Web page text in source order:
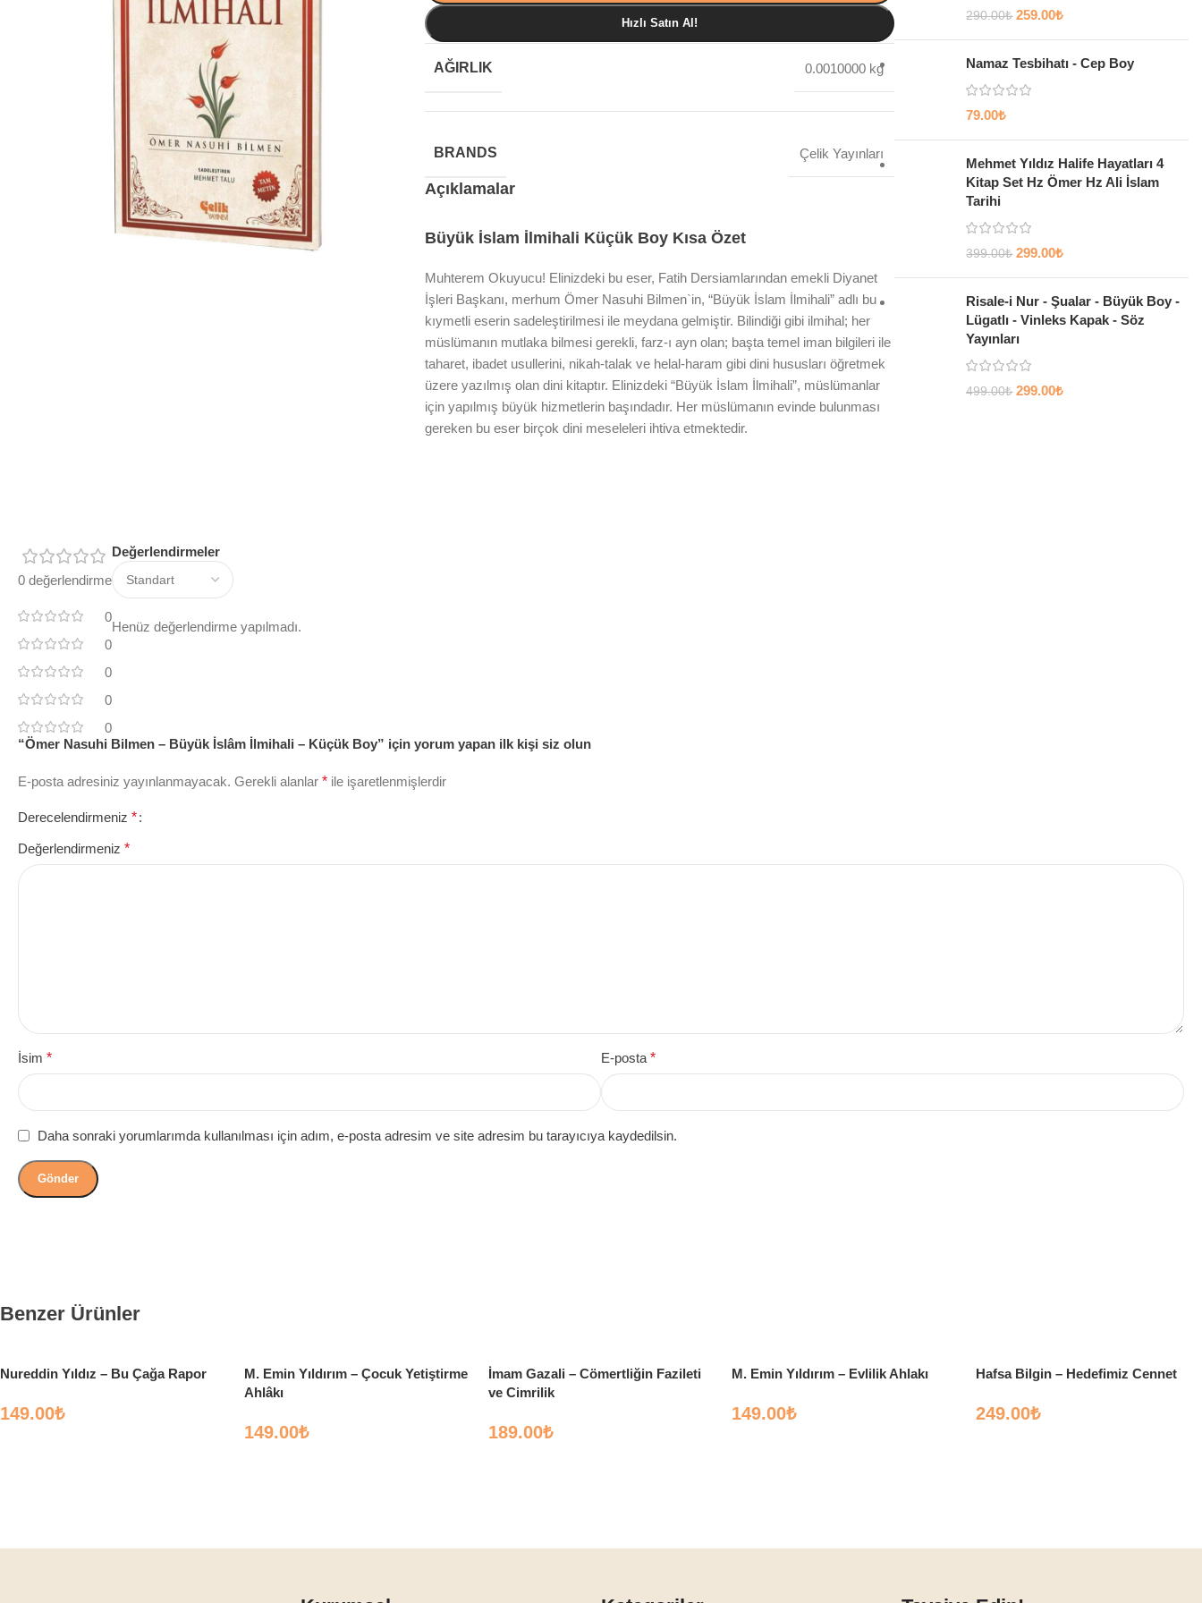
Hızlı Satın Al!
AĞIRLIK 0.0010000 kg
BRANDS Çelik Yayınları
Açıklamalar
Büyük İslam İlmihali Küçük Boy Kısa Özet
Muhterem Okuyucu! Elinizdeki bu eser, Fatih Dersiamlarından emekli Diyanet
İşleri Başkanı, merhum Ömer Nasuhi Bilmen`in, “Büyük İslam İlmihali” adlı bu
kıymetli eserin sadeleştirilmesi ile meydana gelmiştir. Bilindiği gibi ilmihal; her
müslümanın mutlaka bilmesi gerekli, farz-ı ayn olan; başta temel iman bilgileri ile
taharet, ibadet usullerini, nikah-talak ve helal-haram gibi dini hususları öğretmek
üzere yazılmış olan dini kitaptır. Elinizdeki “Büyük İslam İlmihali”, müslümanlar
için yapılmış büyük hizmetlerin başındadır. Her müslümanın evinde bulunması
gereken bu eser birçok dini meseleleri ihtiva etmektedir.
290.00₺ 259.00₺
Namaz Tesbihatı - Cep Boy
79.00₺
Mehmet Yıldız Halife Hayatları 4
Kitap Set Hz Ömer Hz Ali İslam
Tarihi
399.00₺ 299.00₺
Risale-i Nur - Şualar - Büyük Boy -
Lügatlı - Vinleks Kapak - Söz
Yayınları
499.00₺ 299.00₺
0 değerlendirme
0
0
0
0
0
Değerlendirmeler
Henüz değerlendirme yapılmadı.
“Ömer Nasuhi Bilmen – Büyük İslâm İlmihali – Küçük Boy” için yorum yapan ilk kişi siz olun
E-posta adresiniz yayınlanmayacak. Gerekli alanlar * ile işaretlenmişlerdir
Derecelendirmeniz *
Değerlendirmeniz *
İsim * E-posta *
Daha sonraki yorumlarımda kullanılması için adım, e-posta adresim ve site adresim bu tarayıcıya kaydedilsin.
Benzer Ürünler
Nureddin Yıldız – Bu Çağa Rapor
149.00₺
M. Emin Yıldırım – Çocuk Yetiştirme
Ahlâkı
149.00₺
İmam Gazali – Cömertliğin Fazileti
ve Cimrilik
189.00₺
M. Emin Yıldırım – Evlilik Ahlakı
149.00₺
Hafsa Bilgin – Hedefimiz Cennet
249.00₺